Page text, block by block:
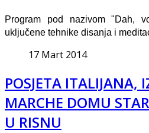
Program pod nazivom "Dah,
uključene tehnike disanja i
17 Mart 2014
POSJETA ITALIJANA,
MARCHE DOMU
U RISNU